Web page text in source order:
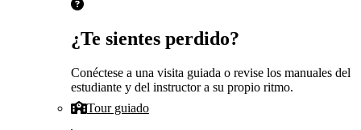
¿Te sientes perdido?
Conéctese a una visita guiada o revise los manuales del
estudiante y del instructor a su propio ritmo.
Tour guiado